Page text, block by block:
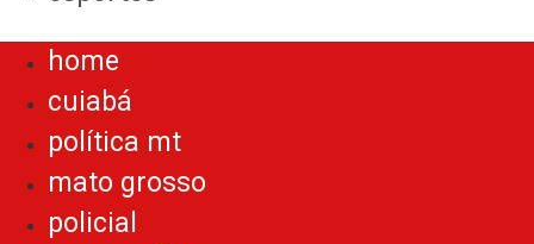
home
cuiabá
política mt
mato grosso
policial